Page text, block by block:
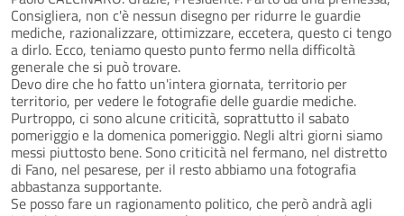
Consigliera, non c'è nessun disegno per ridurre le guardie
mediche, razionalizzare, ottimizzare, eccetera, questo ci tengo
a dirlo. Ecco, teniamo questo punto fermo nella difficoltà
generale che si può trovare.
Devo dire che ho fatto un'intera giornata, territorio per
territorio, per vedere le fotografie delle guardie mediche.
Purtroppo, ci sono alcune criticità, soprattutto il sabato
pomeriggio e la domenica pomeriggio. Negli altri giorni siamo
messi piuttosto bene. Sono criticità nel fermano, nel distretto
di Fano, nel pesarese, per il resto abbiamo una fotografia
abbastanza supportante.
Se posso fare un ragionamento politico, che però andrà agli